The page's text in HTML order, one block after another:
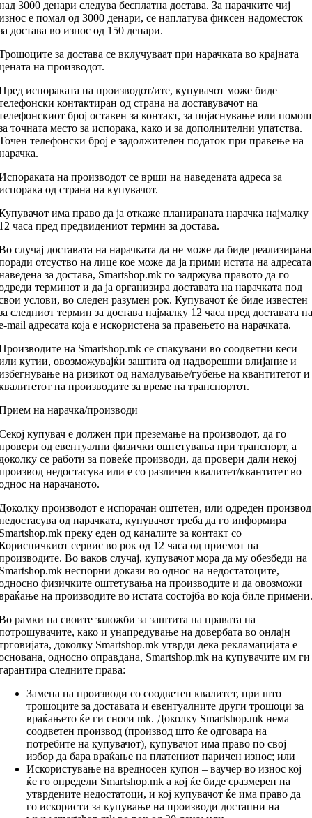
3000 денари следува бесплатна достава. За нарачките чиј
е помал од 3000 денари, се наплатува фиксен надоместок
достава во износ од 150 денари.
за достава се вклучуваат при нарачката во крајната
на производот.
испораката на производот/ите, купувачот може биде
контактиран од страна на доставувачот на
број оставен за контакт, за појаснување или помош
точната место за испорака, како и за дополнителни упатства.
телефонски број е задолжителен податок при правење на
на производот се врши на наведената адреса за
од страна на купувачот.
има право да ја откаже планираната нарачка најмалку
часа пред предвидениот термин за достава.
случај доставата на нарачката да не може да биде реализирана
отсуство на лице кое може да ја прими истата на адресата
за достава, Smartshop.mk го задржува правото да го
терминот и да ја организира доставата на нарачката под
услови, во следен разумен рок. Купувачот ќе биде известен
следниот термин за достава најмалку 12 часа пред доставата на
mail адресата која е искористена за правењето на нарачката.
на Smartshop.mk се спакувани во соодветни кеси
кутии, овозможувајќи заштита од надворешни влијание и
на ризикот од намалување/губење на квантитетот и
на производите за време на транспортот.
на нарачка/производи
купувач е должен при преземање на производот, да го
од евентуални физички оштетувања при транспорт, а
се работи за повеќе производи, да провери дали некој
недостасува или е со различен квалитет/квантитет во
на нарачаното.
производот е испорачан оштетен, или одреден производ
од нарачката, купувачот треба да го информира
преку еден од каналите за контакт со
сервис во рок од 12 часа од приемот на
Во ваков случај, купувачот мора да му обезбеди на
неспорни докази во однос на недостатоците,
физичките оштетувања на производите и да овозможи
на производите во истата состојба во која биле примени.
рамки на своите заложби за заштита на правата на
како и унапредување на довербата во онлајн
доколку Smartshop.mk утврди дека рекламацијата е
односно оправдана, Smartshop.mk на купувачите им ги
следните права:
Замена на производи со соодветен квалитет, при што
трошоците за доставата и евентуалните други трошоци за
враќањето ќе ги сноси mk. Доколку Smartshop.mk нема
соодветен производ (производ што ќе одговара на
потребите на купувачот), купувачот има право по свој
избор да бара враќање на платениот паричен износ; или
Искористување на вредносен купон – ваучер во износ кој
ќе го определи Smartshop.mk а кој ќе биде сразмерен на
утврдените недостатоци, и кој купувачот ќе има право да
го искористи за купување на производи достапни на